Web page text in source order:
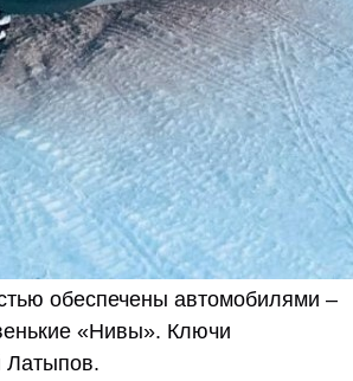
обеспечены автомобилями –
«Нивы». Ключи
Латыпов.